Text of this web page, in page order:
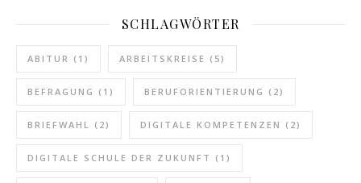
SCHLAGWÖRTER
ABITUR (1) ARBEITSKREISE (5)
BEFRAGUNG (1) BERUFORIENTIERUNG (2)
BRIEFWAHL (2) DIGITALE KOMPETENZEN (2)
DIGITALE SCHULE DER ZUKUNFT (1)